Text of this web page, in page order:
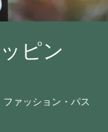
ピン
ァッション・パス